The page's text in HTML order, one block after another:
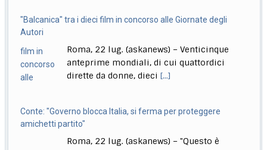
Autori
anteprime mondiali, di cui quattordici
dirette da donne, dieci [...]
amichetti partito"
Roma, 22 lug. (askanews) – "Questo è
diventato il governo blocca Italia. Il